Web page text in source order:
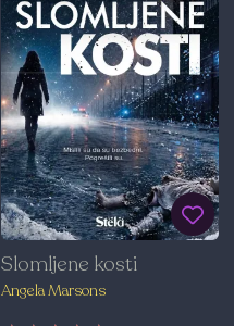
Slomljene kosti
Angela Marsons